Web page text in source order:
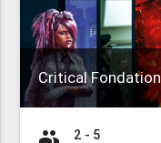
Critical Fondation
group 2 - 5